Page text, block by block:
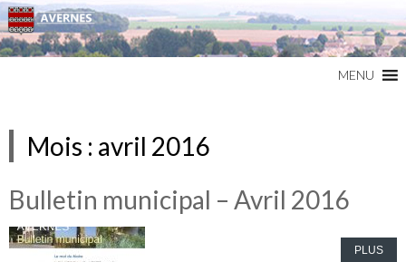
MENU
Mois : avril 2016
Bulletin municipal – Avril 2016
PLUS